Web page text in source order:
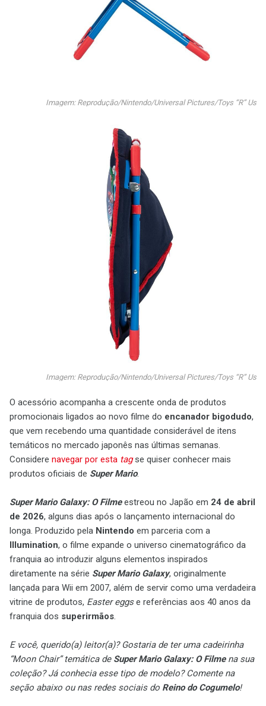
Imagem: Reprodução/Nintendo/Universal Pictures/Toys “R” Us
Imagem: Reprodução/Nintendo/Universal Pictures/Toys “R” Us
O acessório acompanha a crescente onda de produtos
promocionais ligados ao novo filme do encanador bigodudo,
que vem recebendo uma quantidade considerável de itens
temáticos no mercado japonês nas últimas semanas.
Considere navegar por esta tagse quiser conhecer mais
produtos oficiais de Super Mario.
Super Mario Galaxy: O Filmeestreou no Japão em 24 de abril
de 2026, alguns dias após o lançamento internacional do
longa. Produzido pela Nintendo em parceria com a
Illumination, o filme expande o universo cinematográfico da
franquia ao introduzir alguns elementos inspirados
diretamente na série Super Mario Galaxy, originalmente
lançada para Wii em 2007, além de servir como uma verdadeira
vitrine de produtos, Easter eggse referências aos 40 anos da
franquia dos superirmãos.
E você, querido(a) leitor(a)? Gostaria de ter uma cadeirinha
“Moon Chair” temática de Super Mario Galaxy: O Filme na sua
coleção? Já conhecia esse tipo de modelo? Comente na
seção abaixo ou nas redes sociais do Reino do Cogumelo!